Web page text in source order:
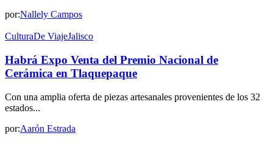
por:Nallely Campos
CulturaDe ViajeJalisco
Habrá Expo Venta del Premio Nacional de
Cerámica en Tlaquepaque
Con una amplia oferta de piezas artesanales provenientes de los 32
estados...
por:Aarón Estrada